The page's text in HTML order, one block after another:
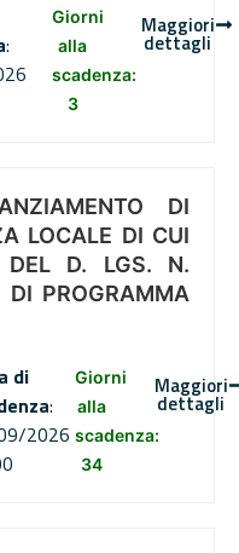
:
Giorni
alla
scadenza:
3
Maggiori
dettagli
DI
LOCALE DI CUI
D. LGS. N.
PROGRAMMA
di
:
2026
Giorni
alla
scadenza:
34
Maggiori
dettagli